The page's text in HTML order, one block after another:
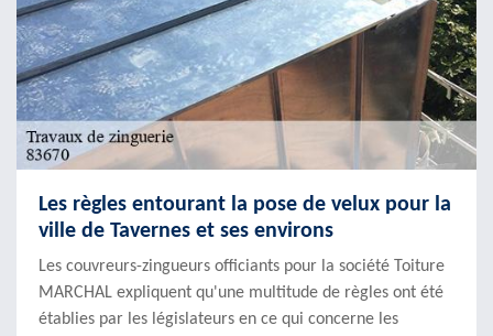
Les règles entourant la pose de velux pour la
ville de Tavernes et ses environs
Les couvreurs-zingueurs officiants pour la société Toiture
MARCHAL expliquent qu'une multitude de règles ont été
établies par les législateurs en ce qui concerne les